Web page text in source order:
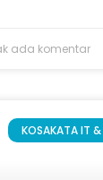
ada komentar
KOSAKATA IT &